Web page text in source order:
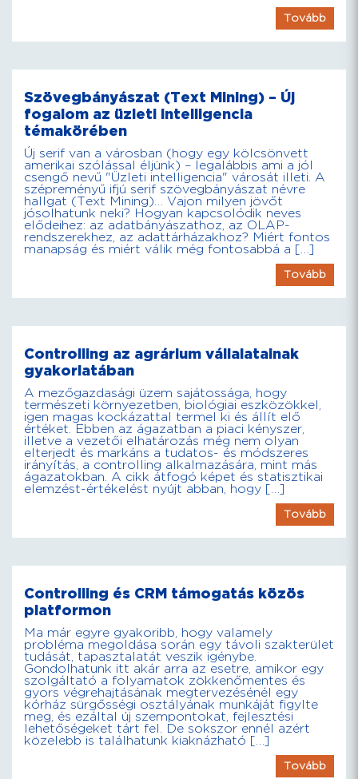
Tovább
Szövegbányászat (Text Mining) – Új
fogalom az üzleti intelligencia
témakörében
Új serif van a városban (hogy egy kölcsönvett
amerikai szólással éljünk) – legalábbis ami a jól
csengő nevű "Üzleti intelligencia" városát illeti. A
szépreményű ifjú serif szövegbányászat névre
hallgat (Text Mining)… Vajon milyen jövőt
jósolhatunk neki? Hogyan kapcsolódik neves
elődeihez: az adatbányászathoz, az OLAP-
rendszerekhez, az adattárházakhoz? Miért fontos
manapság és miért válik még fontosabbá a […]
Tovább
Controlling az agrárium vállalatainak
gyakorlatában
A mezőgazdasági üzem sajátossága, hogy
természeti környezetben, biológiai eszközökkel,
igen magas kockázattal termel ki és állít elő
értéket. Ebben az ágazatban a piaci kényszer,
illetve a vezetői elhatározás még nem olyan
elterjedt és markáns a tudatos- és módszeres
irányítás, a controlling alkalmazására, mint más
ágazatokban. A cikk átfogó képet és statisztikai
elemzést-értékelést nyújt abban, hogy […]
Tovább
Controlling és CRM támogatás közös
platformon
Ma már egyre gyakoribb, hogy valamely
probléma megoldása során egy távoli szakterület
tudását, tapasztalatát veszik igénybe.
Gondolhatunk itt akár arra az esetre, amikor egy
szolgáltató a folyamatok zökkenőmentes és
gyors végrehajtásának megtervezésénél egy
kórház sürgősségi osztályának munkáját figylte
meg, és ezáltal új szempontokat, fejlesztési
lehetőségeket tárt fel. De sokszor ennél azért
közelebb is találhatunk kiaknázható […]
Tovább